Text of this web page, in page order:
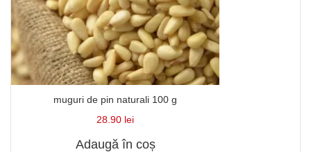
Ai uitat parola?
muguri de pin naturali 100 g
28.90 lei
Adaugă în coș